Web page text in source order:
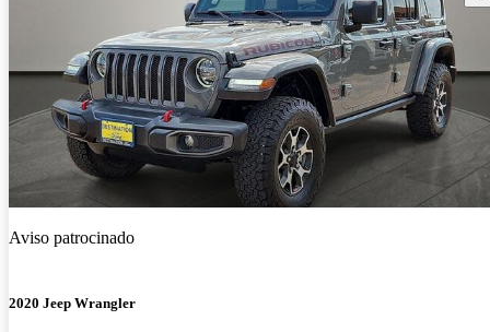
Aviso patrocinado
2020 Jeep Wrangler